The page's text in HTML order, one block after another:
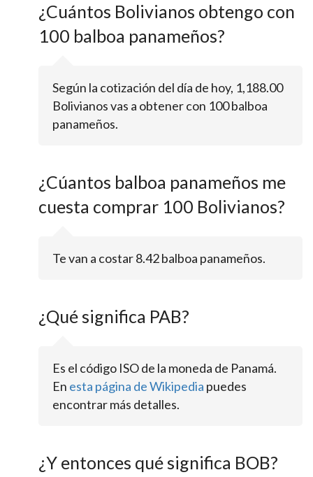
¿Cuántos Bolivianos obtengo con
100 balboa panameños?
Según la cotización del día de hoy, 1,188.00
Bolivianos vas a obtener con 100 balboa
panameños.
¿Cúantos balboa panameños me
cuesta comprar 100 Bolivianos?
Te van a costar 8.42 balboa panameños.
¿Qué significa PAB?
Es el código ISO de la moneda de Panamá.
En esta página de Wikipedia puedes
encontrar más detalles.
¿Y entonces qué significa BOB?